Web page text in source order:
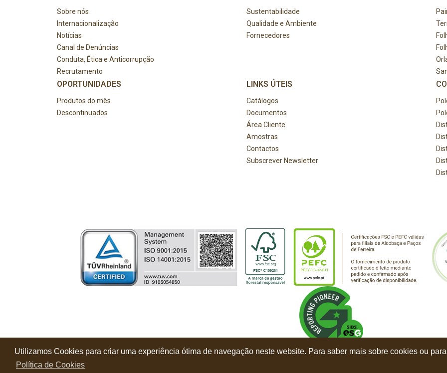
Utilizamos Cookies para criar uma experiência ótima de navegação neste website. Para saber mais sobre cookies ou
Política de Cookies
Sobre nós
Internacionalização
Notícias
Canal de Denúncias
Conduta, Ética e Anticorrupção
Recrutamento
Sustentabilidade
Qualidade e Ambiente
Fornecedores
OPORTUNIDADES
Produtos do mês
Descontinuados
LINKS ÚTEIS
Catálogos
Documentos
Área Cliente
Amostras
Contactos
Subscrever Newsletter